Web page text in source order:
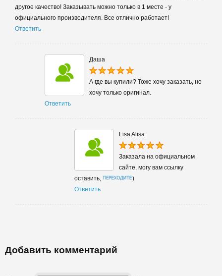
другое качество! Заказывать можно только в 1 месте - у
официального производителя. Все отлично работает!
Ответить
Даша
А где вы купили? Тоже хочу заказать, но
хочу только оригинал.
Ответить
Lisa Alisa
Заказала на официальном
сайте, могу вам ссылку
оставить,
)
Ответить
Добавить комментарий